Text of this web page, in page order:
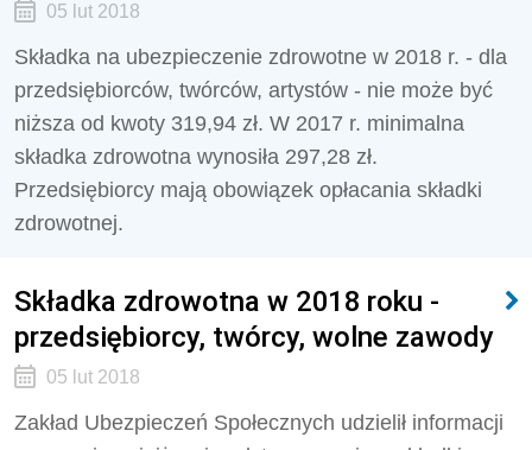
05 lut 2018
Składka na ubezpieczenie zdrowotne w 2018 r. - dla
przedsiębiorców, twórców, artystów - nie może być
niższa od kwoty 319,94 zł. W 2017 r. minimalna
składka zdrowotna wynosiła 297,28 zł.
Przedsiębiorcy mają obowiązek opłacania składki
zdrowotnej.
Składka zdrowotna w 2018 roku -
przedsiębiorcy, twórcy, wolne zawody
05 lut 2018
Zakład Ubezpieczeń Społecznych udzielił informacji